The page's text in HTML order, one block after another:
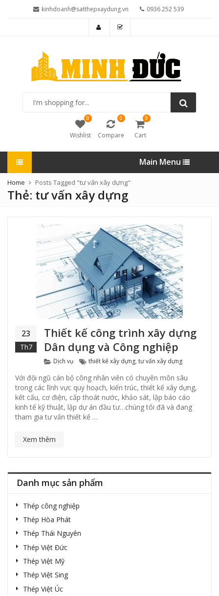
kinhdoanh@satthepxaydung.vn 0936 252 539
shopping
0
Wishlist
0
Compare
0
Cart
Main Menu
Home Posts Tagged "tư vấn xây dựng"
Thẻ: tư vấn xây dựng
23
Th7
Thiết kế công trình xây dựng
Dân dụng và Công nghiệp
Categories
Dịch vụ Tags
thiết kế xây dựng, tư vấn xây dựng
Với đội ngũ cán bộ công nhân viên có chuyên môn sâu
trong các lĩnh vực quy hoạch, kiến trúc, thiết kế xây dựng,
kết cấu, cơ điện, cấp thoát nước, khảo sát, lập báo cáo
kinh tế kỹ thuật, lập dự án đầu tư…chúng tôi đã và đang
tham gia tư vấn thiết kế …
Xem thêm
Danh mục sản phẩm
Thép công nghiệp
Thép Hòa Phát
Thép Thái Nguyên
Thép Việt Đức
Thép Việt Mỹ
Thép Việt Sing
Thép Việt Úc